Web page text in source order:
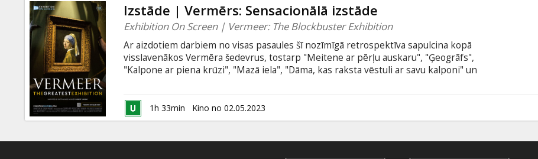
Izstāde | Vermērs: Sensacionālā izstāde
Exhibition On Screen | Vermeer: The Blockbuster Exhibition
Ar aizdotiem darbiem no visas pasaules šī nozīmīgā retrospektīva sapulcina kopā
visslavenākos Vermēra šedevrus, tostarp "Meitene ar pērļu auskaru", "Ģeogrāfs",
"Kalpone ar piena krūzi", "Mazā iela", "Dāma, kas raksta vēstuli ar savu kalponi" un
auditoriju uz privātu izstādes apskati Nīderlandes nacionālā muzeja Rijksmuseum
direktora un izstādes kuratora pavadībā. Tik tiešām, šāda izdevība ir tikai vienreiz
dzīvē!
1h 33min Kino no 02.05.2023